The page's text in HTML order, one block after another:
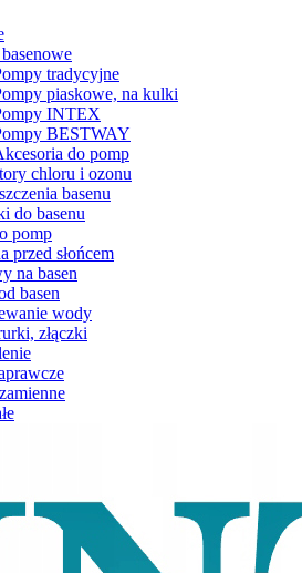
tradycyjne
piaskowe, na kulki
INTEX
BESTWAY
do pomp
chloru i ozonu
basenu
do basenu
pomp
przed słońcem
na basen
basen
wody
złączki